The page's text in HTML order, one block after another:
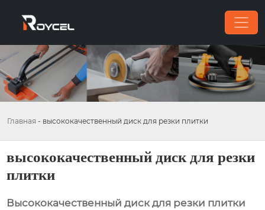
Главная - высококачественный диск для резки плитки
высококачественный диск для резки
плитки
Высококачественный диск для резки плитки